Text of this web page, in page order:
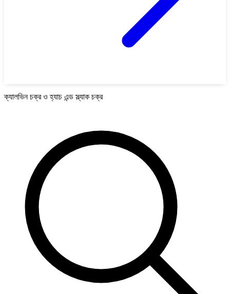
ক্যালভিন চক্র ও হ্যাচ এন্ড স্ল্যাক চক্র